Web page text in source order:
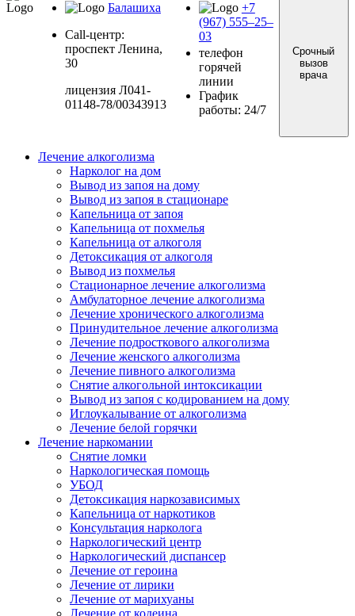
Балашиха
Call-центр:
проспект Ленина,
30
лицензия Л041-
01148-78/00343913
+7
(967) 555–25–
03
телефон
горячей
линии
График
работы: 24/7
Срочный
вызов
врача
Лечение алкоголизма
Нарколог на дом
Вывод из запоя на дому
Вывод из запоя в стационаре
Капельница от запоя
Капельница от похмелья
Капельница от алкоголя
Детоксикация от алкоголя
Вывод из похмелья
Стационарное лечение алкоголизма
Амбулаторное лечение алкоголизма
Лечение хронического алкоголизма
Принудительное лечение алкоголизма
Лечение подросткового алкоголизма
Лечение женского алкоголизма
Лечение пивного алкоголизма
Снятие алкогольной интоксикации
Вывод из запоя с кодированием на дому
Иглоукалывание от алкоголизма
Лечение белой горячки
Лечение наркомании
Снятие ломки
Наркологическая помощь
УБОД
Детоксикация наркозависимых
Капельница от наркотиков
Консультация нарколога
Наркологический центр
Наркологический диспансер
Лечение от героина
Лечение от лирики
Лечение от марихуаны